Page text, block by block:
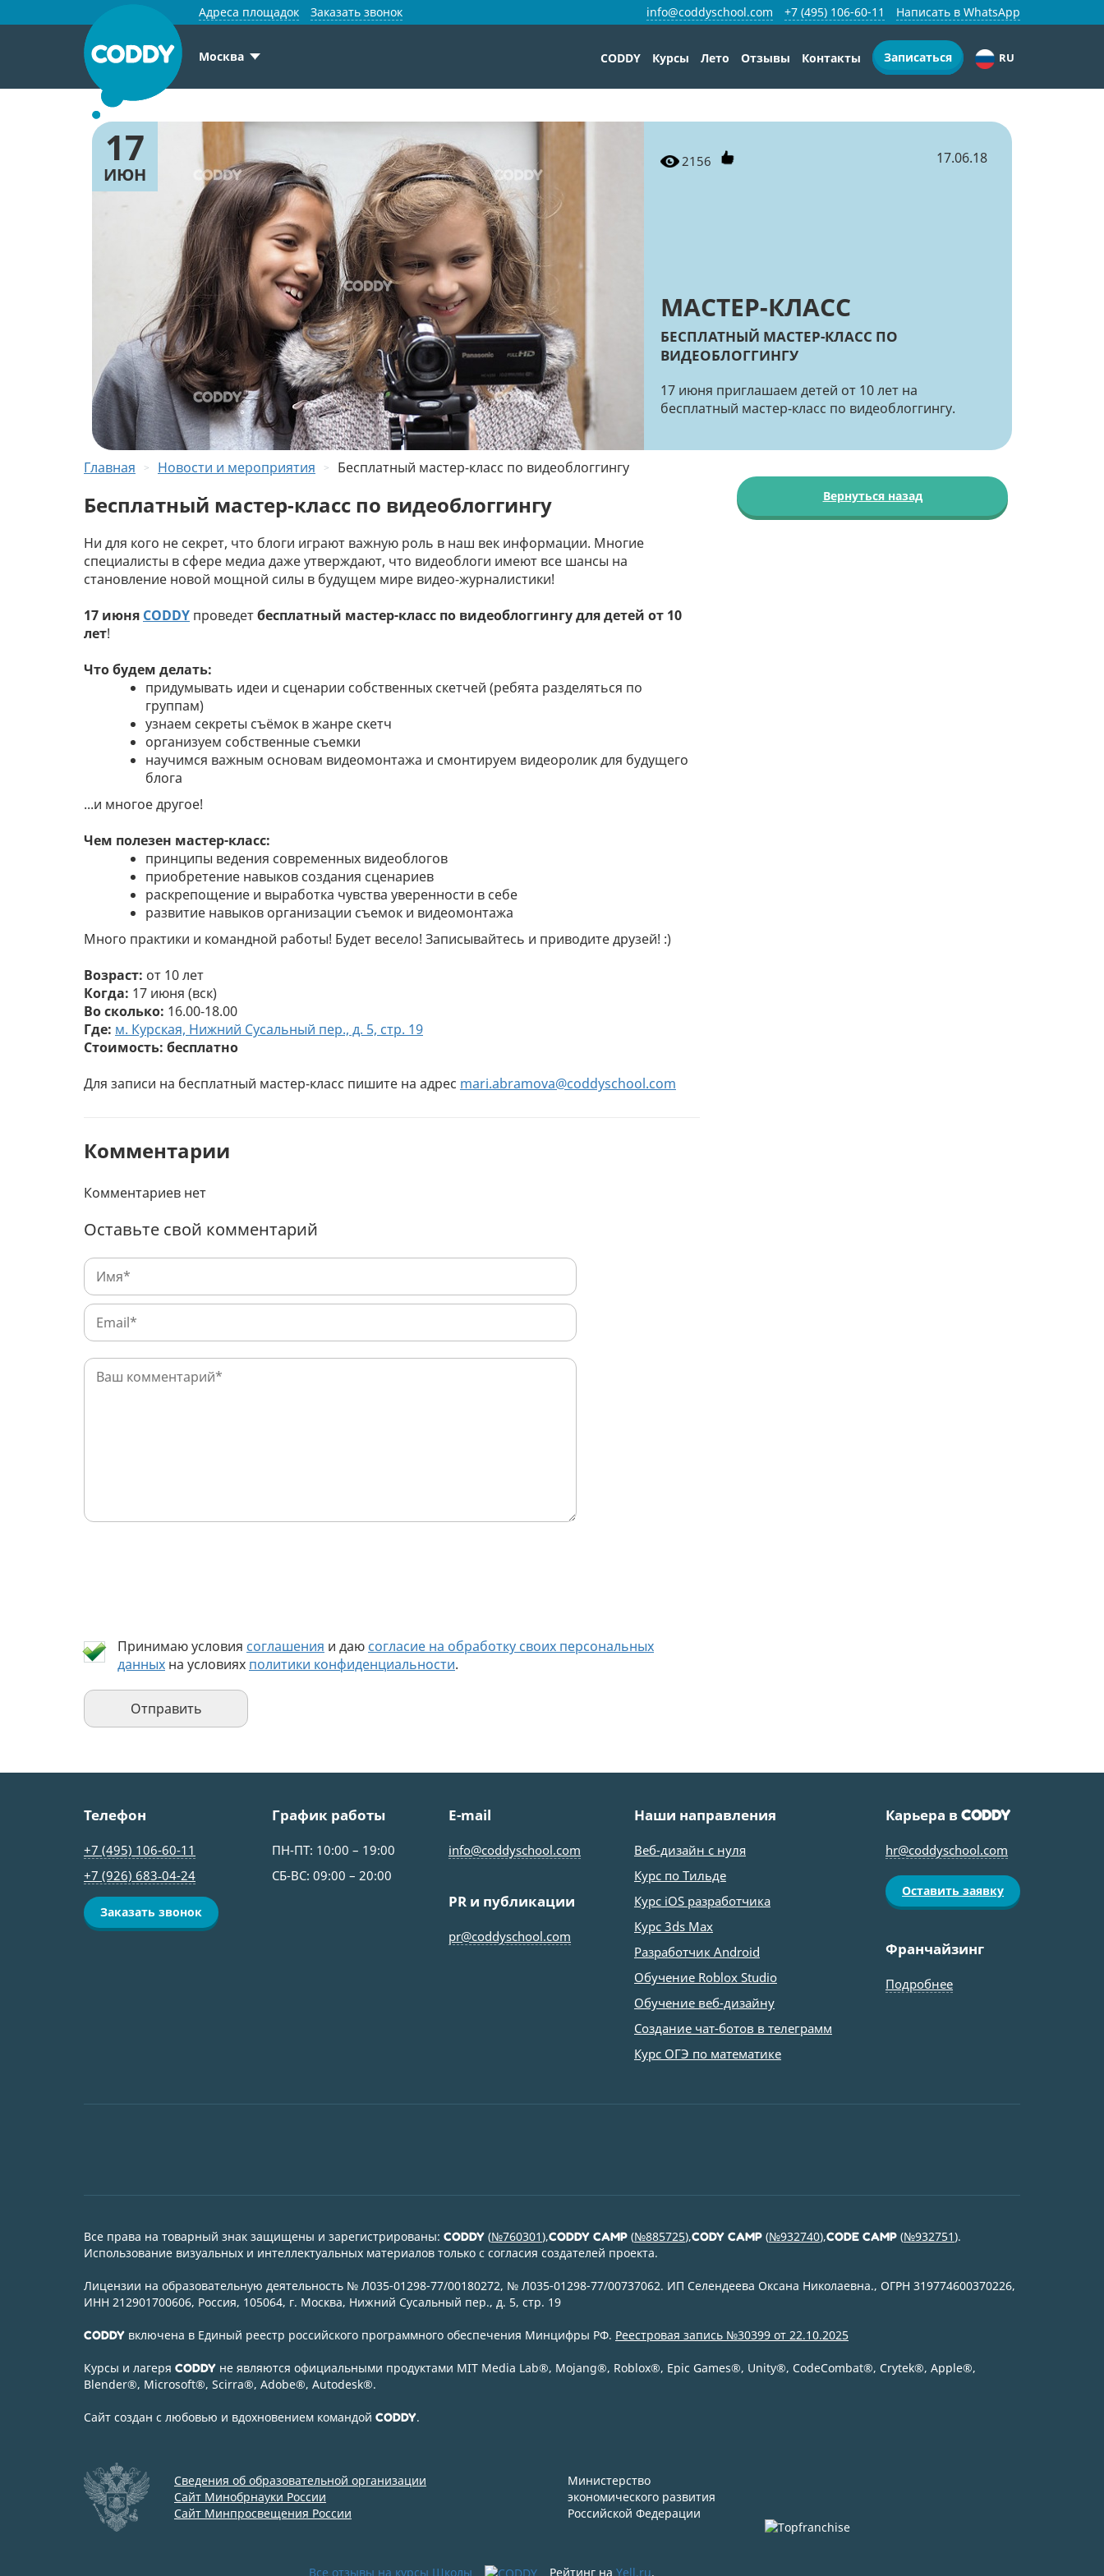
Адреса площадок Заказать звонок Написать в WhatsApp
+7 (495) 106-60-11
info@coddyschool.com
Москва CODDY Курсы Лето Отзывы Контакты Записаться RU
17
ИЮН
2156 17.06.18
МАСТЕР-КЛАСС
БЕСПЛАТНЫЙ МАСТЕР-КЛАСС ПО
ВИДЕОБЛОГГИНГУ
17 июня приглашаем детей от 10 лет на
бесплатный мастер-класс по видеоблоггингу.
Главная Новости и мероприятия Бесплатный мастер-класс по видеоблоггингу
Бесплатный мастер-класс по видеоблоггингу
Ни для кого не секрет, что блоги играют важную роль в наш век информации. Многие
специалисты в сфере медиа даже утверждают, что видеоблоги имеют все шансы на
становление новой мощной силы в будущем мире видео-журналистики!
17 июня CODDY проведетбесплатный мастер-класс по видеоблоггингу для детей от 10
лет!
Что будем делать:
придумывать идеи и сценарии собственных скетчей (ребята разделяться по
группам)
узнаем секреты съёмок в жанре скетч
организуем собственные съемки
научимся важным основам видеомонтажа и смонтируем видеоролик для будущего
блога
...и многое другое!
Чем полезен мастер-класс:
принципы ведения современных видеоблогов
приобретение навыков создания сценариев
раскрепощение и выработка чувства уверенности в себе
развитие навыков организации съемок и видеомонтажа
Много практики и командной работы! Будет весело! Записывайтесь и приводите друзей! :)
Возраст: от 10 лет
Когда: 17 июня (вск)
Во сколько: 16.00-18.00
Где: м. Курская, Нижний Сусальный пер., д. 5, стр. 19
Стоимость: бесплатно
Для записи на бесплатный мастер-класс пишите на адрес mari.abramova@coddyschool.com
Комментарии
Комментариев нет
Оставьте свой комментарий
Принимаю условия соглашения и даю согласие на обработку своих персональных
данных на условиях политики конфиденциальности.
Вернуться назад
Телефон
+7 (495) 106-60-11
+7 (926) 683‑04-24
Заказать звонок
График работы
ПН-ПТ: 10:00 – 19:00
СБ-ВС: 09:00 – 20:00
E-mail
info@coddyschool.com
PR и публикации
pr@coddyschool.com
Наши направления
Веб-дизайн с нуля
Курс по Тильде
Курс iOS разработчика
Курс 3ds Max
Разработчик Android
Обучение Roblox Studio
Обучение веб-дизайну
Создание чат-ботов в телеграмм
Курс ОГЭ по математике
Карьера вCODDY
hr@coddyschool.com
Оставить заявку
Франчайзинг
Подробнее
Все права на товарный знак защищены и зарегистрированы: CODDY (№760301),CODDY CAMP (№885725),CODY CAMP (№932740),CODE CAMP (№932751).
Использование визуальных и интеллектуальных материалов только с согласия создателей проекта.
Лицензии на образовательную деятельность № Л035-01298-77/00180272, № Л035-01298-77/00737062. ИП Селендеева Оксана Николаевна., ОГРН 319774600370226,
ИНН 212901700606, Россия, 105064, г. Москва, Нижний Сусальный пер., д. 5, стр. 19
CODDY включена в Единый реестр российского программного обеспечения Минцифры РФ. Реестровая запись №30399 от 22.10.2025
Курсы и лагеря CODDY не являются официальными продуктами MIT Media Lab®, Mojang®, Roblox®, Epic Games®, Unity®, CodeСombat®, Crytek®, Apple®,
Blender®, Microsoft®, Scirra®, Adobe®, Autodesk®.
Сайт создан с любовью и вдохновением командой CODDY.
Сведения об образовательной организации
Сайт Минобрнауки России
Сайт Минпросвещения России
Министерство
экономического развития
Российской Федерации
Все отзывы на курсы Школы Рейтинг на Yell.ru.